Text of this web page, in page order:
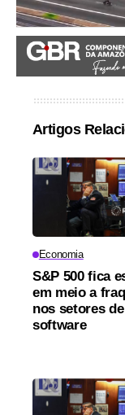
Artigos
Economia
S&P 500 fica
em meio a
nos setores
software